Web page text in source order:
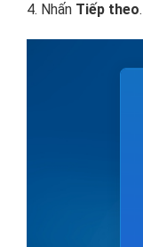
4. Nhấn Tiếp theo.